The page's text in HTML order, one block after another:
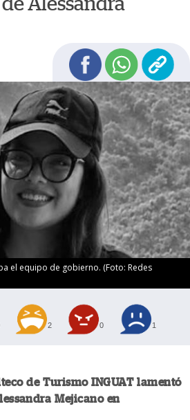
el equipo de gobierno. (Foto: Redes
2 0 1
de Turismo INGUAT lamentó
Mejicano en